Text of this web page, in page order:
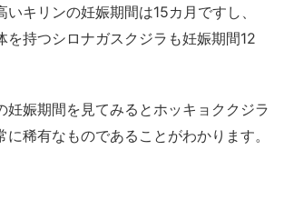
いキリンの妊娠期間は15カ月ですし、
を持つシロナガスクジラも妊娠期間12
妊娠期間を見てみるとホッキョククジラ
稀有なものであることがわかります。